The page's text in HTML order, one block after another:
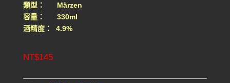
類型： Märzen
容量： 330ml
酒精度： 4.9%
NT$145